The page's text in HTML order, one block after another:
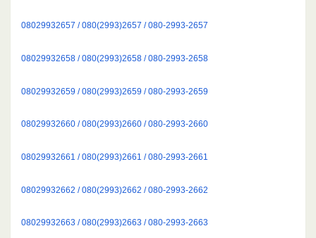
08029932657 / 080(2993)2657 / 080-2993-2657
08029932658 / 080(2993)2658 / 080-2993-2658
08029932659 / 080(2993)2659 / 080-2993-2659
08029932660 / 080(2993)2660 / 080-2993-2660
08029932661 / 080(2993)2661 / 080-2993-2661
08029932662 / 080(2993)2662 / 080-2993-2662
08029932663 / 080(2993)2663 / 080-2993-2663